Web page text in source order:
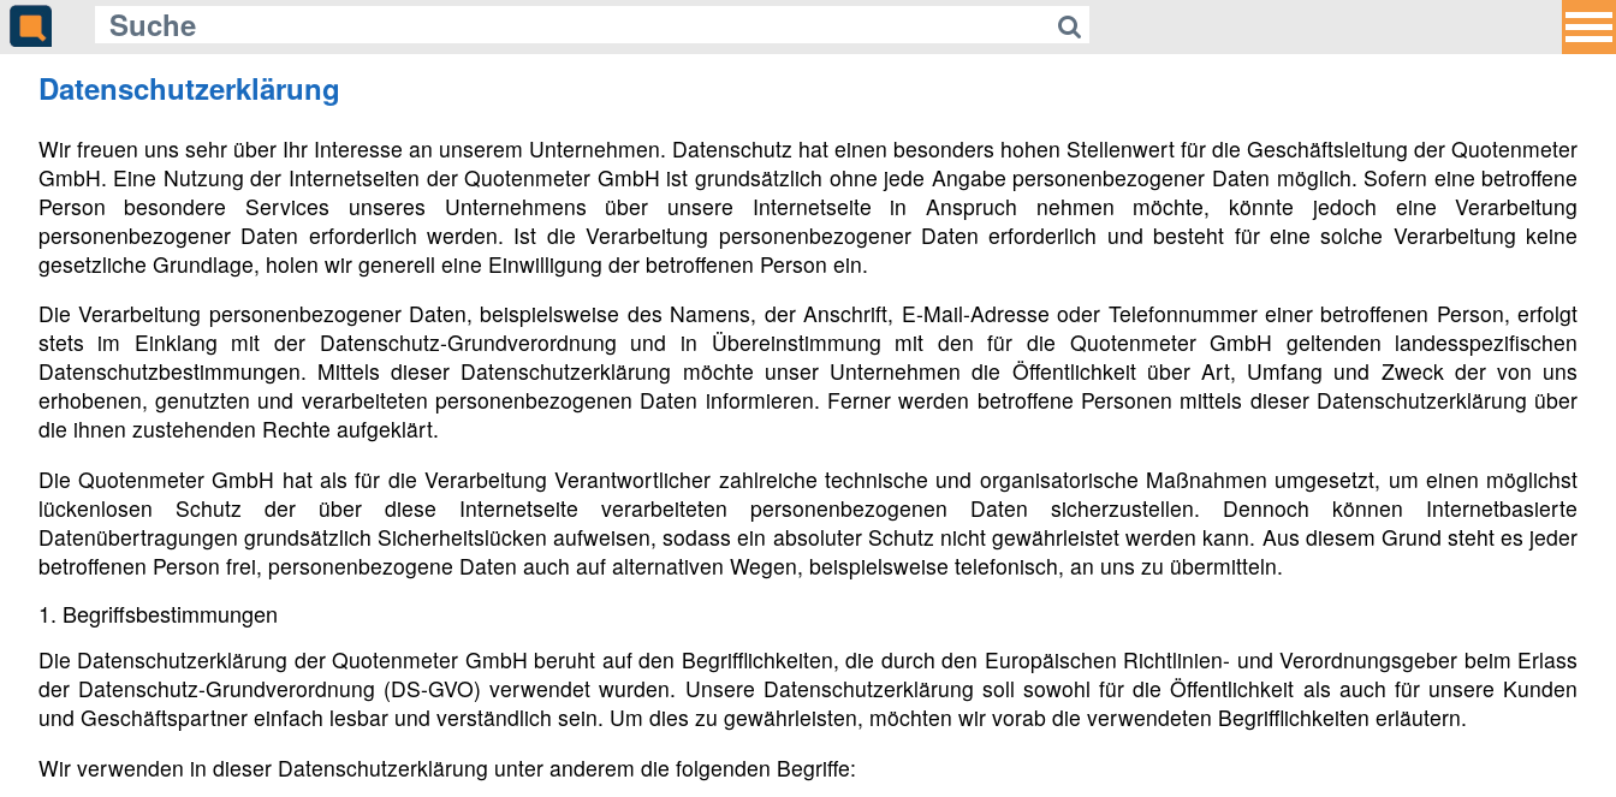
Datenschutzerklärung
Wir freuen uns sehr über Ihr Interesse an unserem Unternehmen. Datenschutz hat einen besonders hohen Stellenwert für die Geschäftsleitung der Quotenmeter
GmbH. Eine Nutzung der Internetseiten der Quotenmeter GmbH ist grundsätzlich ohne jede Angabe personenbezogener Daten möglich. Sofern eine betroffene
Person besondere Services unseres Unternehmens über unsere Internetseite in Anspruch nehmen möchte, könnte jedoch eine Verarbeitung
personenbezogener Daten erforderlich werden. Ist die Verarbeitung personenbezogener Daten erforderlich und besteht für eine solche Verarbeitung keine
gesetzliche Grundlage, holen wir generell eine Einwilligung der betroffenen Person ein.
Die Verarbeitung personenbezogener Daten, beispielsweise des Namens, der Anschrift, E-Mail-Adresse oder Telefonnummer einer betroffenen Person, erfolgt
stets im Einklang mit der Datenschutz-Grundverordnung und in Übereinstimmung mit den für die Quotenmeter GmbH geltenden landesspezifischen
Datenschutzbestimmungen. Mittels dieser Datenschutzerklärung möchte unser Unternehmen die Öffentlichkeit über Art, Umfang und Zweck der von uns
erhobenen, genutzten und verarbeiteten personenbezogenen Daten informieren. Ferner werden betroffene Personen mittels dieser Datenschutzerklärung über
die ihnen zustehenden Rechte aufgeklärt.
Die Quotenmeter GmbH hat als für die Verarbeitung Verantwortlicher zahlreiche technische und organisatorische Maßnahmen umgesetzt, um einen möglichst
lückenlosen Schutz der über diese Internetseite verarbeiteten personenbezogenen Daten sicherzustellen. Dennoch können Internetbasierte
Datenübertragungen grundsätzlich Sicherheitslücken aufweisen, sodass ein absoluter Schutz nicht gewährleistet werden kann. Aus diesem Grund steht es jeder
betroffenen Person frei, personenbezogene Daten auch auf alternativen Wegen, beispielsweise telefonisch, an uns zu übermitteln.
1. Begriffsbestimmungen
Die Datenschutzerklärung der Quotenmeter GmbH beruht auf den Begrifflichkeiten, die durch den Europäischen Richtlinien- und Verordnungsgeber beim Erlass
der Datenschutz-Grundverordnung (DS-GVO) verwendet wurden. Unsere Datenschutzerklärung soll sowohl für die Öffentlichkeit als auch für unsere Kunden
und Geschäftspartner einfach lesbar und verständlich sein. Um dies zu gewährleisten, möchten wir vorab die verwendeten Begrifflichkeiten erläutern.
Wir verwenden in dieser Datenschutzerklärung unter anderem die folgenden Begriffe: